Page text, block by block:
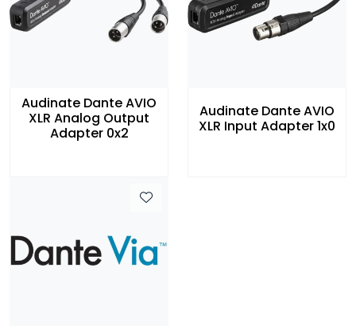
Audinate Dante AVIO
XLR Analog Output
Adapter 0x2
Audinate Dante AVIO
XLR Input Adapter 1x0